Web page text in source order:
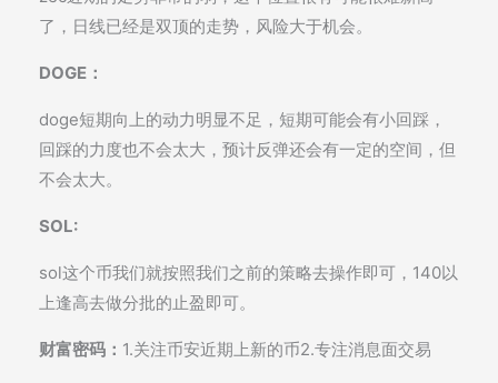
了，日线已经是双顶的走势，风险大于机会。
DOGE：
doge短期向上的动力明显不足，短期可能会有小回踩，
回踩的力度也不会太大，预计反弹还会有一定的空间，但
不会太大。
SOL:
sol这个币我们就按照我们之前的策略去操作即可，140以
上逢高去做分批的止盈即可。
财富密码： 1.关注币安近期上新的币2.专注消息面交易